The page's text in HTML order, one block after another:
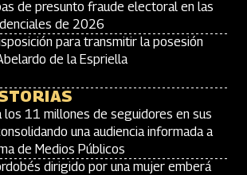
de presunto fraude electoral en las
de 2026
para transmitir la posesión
de la Espriella
los 11 millones de seguidores en sus
una audiencia informada a
de Medios Públicos
dirigido por una mujer emberá